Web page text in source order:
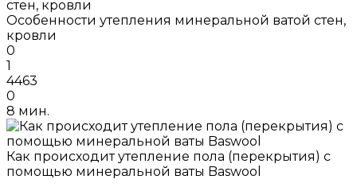
Особенности утепления минеральной ватой стен,
кровли
0
1
4463
0
8 мин.
Как происходит утепление пола (перекрытия) с
помощью минеральной ваты Baswool